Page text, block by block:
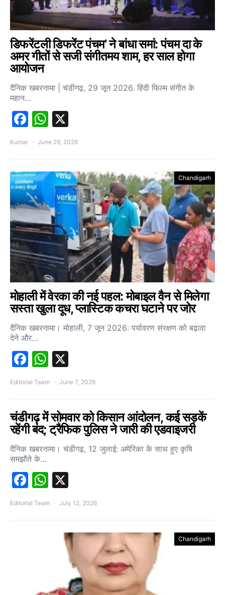
डिफरेंटली डिफरेंट पंचम’ ने बांधा समां: पंचम दा के
अमर गीतों से सजी संगीतमय शाम, हर साल होगा
आयोजन
दैनिक खबरनामा | चंडीगढ़, 29 जून 2026. हिंदी फिल्म संगीत के
महान…
Facebook
WhatsApp
Kumar June 29, 2026
Chandigarh
मोहाली में वेरका की नई पहल: मोबाइल वैन से मिलेगा
सस्ता खुला दूध, प्लास्टिक कचरा घटाने पर जोर
दैनिक खबरनामा। मोहाली, 7 जून 2026: पर्यावरण संरक्षण को बढ़ावा
देने और…
Facebook
WhatsApp
Editorial Team June 7, 2026
चंडीगढ़ में सोमवार को किसान आंदोलन, कई सड़कें
रहेंगी बंद; ट्रैफिक पुलिस ने जारी की एडवाइजरी
दैनिक खबरनामा। चंडीगढ़, 12 जुलाई: अमेरिका के साथ हुए कृषि
समझौते के…
Facebook
WhatsApp
Editorial Team July 12, 2026
Chandigarh